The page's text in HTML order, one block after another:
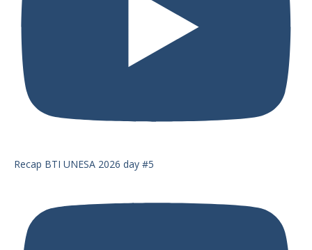
Recap BTI UNESA 2026 day #5